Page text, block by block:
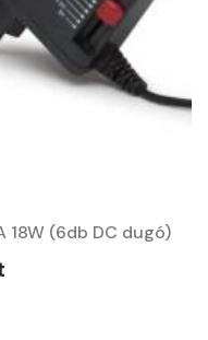
18W (6db DC dugó)